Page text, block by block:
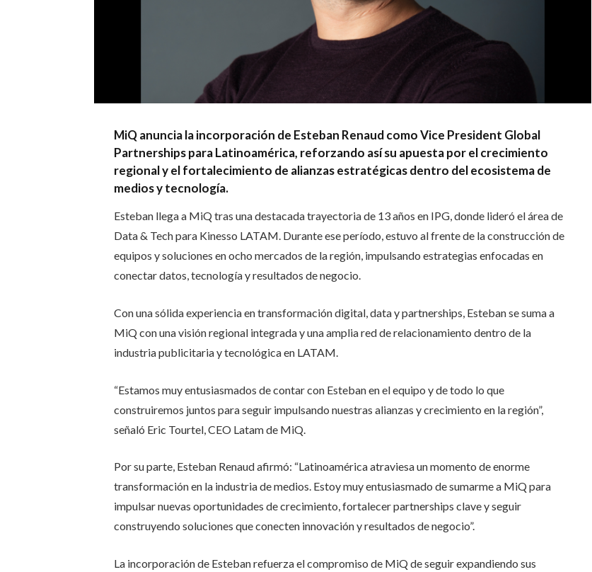
MiQ anuncia la incorporación de Esteban Renaud como Vice President Global
Partnerships para Latinoamérica, reforzando así su apuesta por el crecimiento
regional y el fortalecimiento de alianzas estratégicas dentro del ecosistema de
medios y tecnología.
Esteban llega a MiQ tras una destacada trayectoria de 13 años en IPG, donde lideró el área de
Data & Tech para Kinesso LATAM. Durante ese período, estuvo al frente de la construcción de
equipos y soluciones en ocho mercados de la región, impulsando estrategias enfocadas en
conectar datos, tecnología y resultados de negocio.
Con una sólida experiencia en transformación digital, data y partnerships, Esteban se suma a
MiQ con una visión regional integrada y una amplia red de relacionamiento dentro de la
industria publicitaria y tecnológica en LATAM.
“Estamos muy entusiasmados de contar con Esteban en el equipo y de todo lo que
construiremos juntos para seguir impulsando nuestras alianzas y crecimiento en la región”,
señaló Eric Tourtel, CEO Latam de MiQ.
Por su parte, Esteban Renaud afirmó: “Latinoamérica atraviesa un momento de enorme
transformación en la industria de medios. Estoy muy entusiasmado de sumarme a MiQ para
impulsar nuevas oportunidades de crecimiento, fortalecer partnerships clave y seguir
construyendo soluciones que conecten innovación y resultados de negocio”.
La incorporación de Esteban refuerza el compromiso de MiQ de seguir expandiendo sus